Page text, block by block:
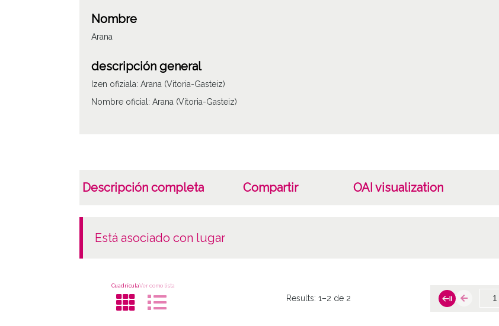
Nombre
Arana
descripción general
Izen ofiziala: Arana (Vitoria-Gasteiz)
Nombre oficial: Arana (Vitoria-Gasteiz)
Descripción completa Compartir OAI visualization
está asociado con lugar
CuadrículaVer como lista
Results:1–2 de 2